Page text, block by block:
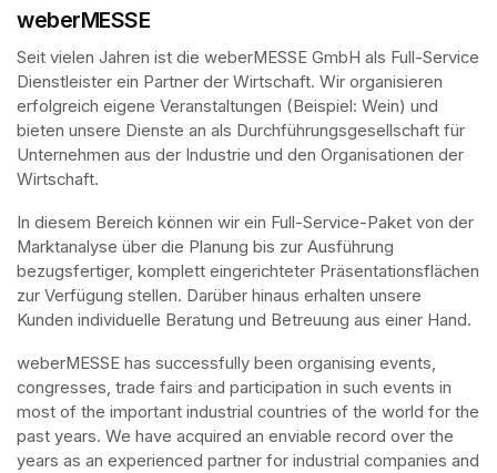
weberMESSE
Seit vielen Jahren ist die weberMESSE GmbH als Full-Service
Dienstleister ein Partner der Wirtschaft. Wir organisieren
erfolgreich eigene Veranstaltungen (Beispiel: Wein) und
bieten unsere Dienste an als Durchführungsgesellschaft für
Unternehmen aus der Industrie und den Organisationen der
Wirtschaft.
In diesem Bereich können wir ein Full-Service-Paket von der
Marktanalyse über die Planung bis zur Ausführung
bezugsfertiger, komplett eingerichteter Präsentationsflächen
zur Verfügung stellen. Darüber hinaus erhalten unsere
Kunden individuelle Beratung und Betreuung aus einer Hand.
weberMESSE has successfully been organising events,
congresses, trade fairs and participation in such events in
most of the important industrial countries of the world for the
past years. We have acquired an enviable record over the
years as an experienced partner for industrial companies and